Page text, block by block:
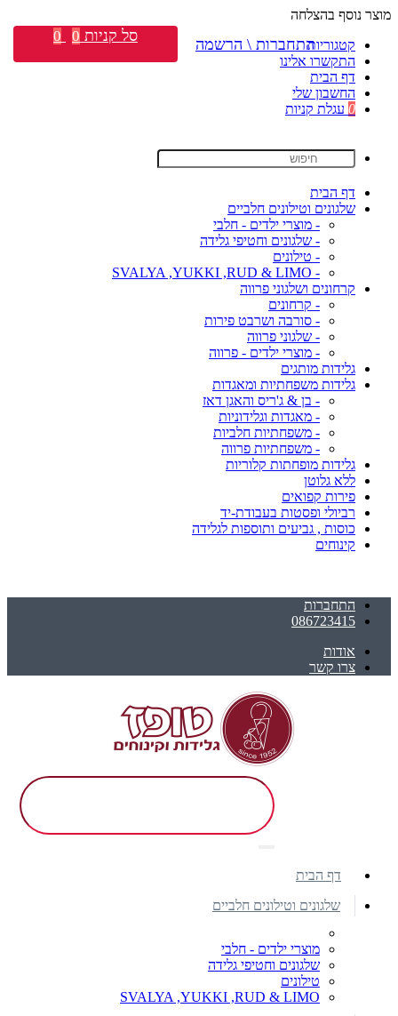
מוצר נוסף בהצלחה
קטגוריות
התקשרו אלינו
דף הבית
החשבון שלי
0 עגלת קניות
דף הבית
שלגונים וטילונים חלביים
- מוצרי ילדים - חלבי
- שלגונים וחטיפי גלידה
- טילונים
- SVALYA ,YUKKI ,RUD & LIMO
קרחונים ושלגוני פרווה
- קרחונים
- סורבה ושרבט פירות
- שלגוני פרווה
- מוצרי ילדים - פרווה
גלידות מותגים
גלידות משפחתיות ומאגדות
- בן & ג'ריס והאגן דאז
- מאגדות וגלידוניות
- משפחתיות חלביות
- משפחתיות פרווה
גלידות מופחתות קלוריות
ללא גלוטן
פירות קפואים
רביולי ופסטות בעבודת-יד
כוסות , גביעים ותוספות לגלידה
קינוחים
התחברות
086723415
אודות
צרו קשר
התחברות \ הרשמה סל קניות 0
0
דף הבית
שלגונים וטילונים חלביים
מוצרי ילדים - חלבי
שלגונים וחטיפי גלידה
טילונים
SVALYA ,YUKKI ,RUD & LIMO